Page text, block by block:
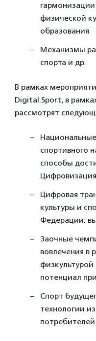
гармонизации
физической
образования
Механизмы
спорта и др.
В рамках
Digital.Sport, в
рассмотрят
спортивного
способы
Цифровая
культуры и
Федерации:
Заочные
вовлечения в
потенциал
Спорт
технологии